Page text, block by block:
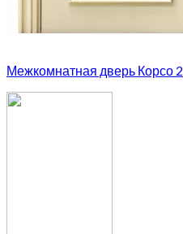
Межкомнатная дверь Корсо 2